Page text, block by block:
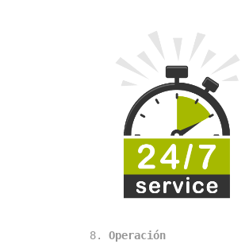
8. Operación